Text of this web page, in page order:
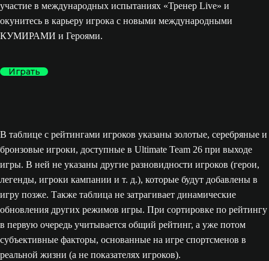
участие в международных испытаниях «Тренер Live» и
окунитесь в карьеру игрока с новыми международными
КУМИРАМИ и Героями.
Играть
В таблице с рейтингами игроков указаны золотые, серебряные и
бронзовые игроки, доступные в Ultimate Team 26 при выходе
игры. В ней не указаны другие разновидности игроков (герои,
легенды, игроки кампании и т. д.), которые будут добавлены в
игру позже. Также таблица не затрагивает динамические
обновления других режимов игры. При сортировке по рейтингу
в первую очередь учитывается общий рейтинг, а уже потом
субъективные факторы, основанные на игре спортсменов в
реальной жизни (а не показателях игроков).